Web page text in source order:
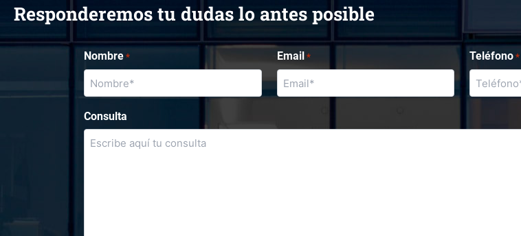
Responderemos tu dudas lo antes posible
Nombre * Email * Teléfono *
Consulta